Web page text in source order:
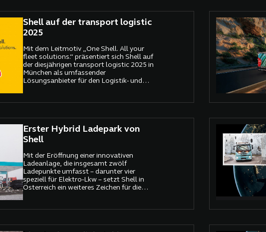
Shell auf der transport logistic
2025
Mit dem Leitmotiv „One Shell. All your
fleet solutions.“ präsentiert sich Shell auf
der diesjährigen transport logistic 2025 in
München als umfassender
Lösungsanbieter für den Logistik- und
Angebote für den effizienten, digitalen und
Zusammensetzung.
Erster Hybrid Ladepark von
Shell
Mit der Eröffnung einer innovativen
Ladeanlage, die insgesamt zwölf
Ladepunkte umfasst – darunter vier
speziell für Elektro-Lkw – setzt Shell in
Österreich ein weiteres Zeichen für die
Dekarbonisierung des Transportsektors.